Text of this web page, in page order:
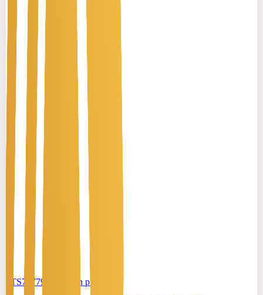
#TS70779086
Văn phòng